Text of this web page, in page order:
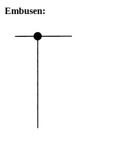
Embusen: